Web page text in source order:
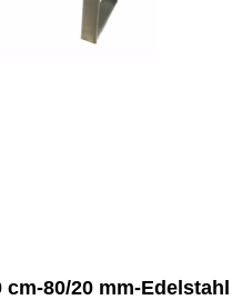
80/20 mm-Edelstahl